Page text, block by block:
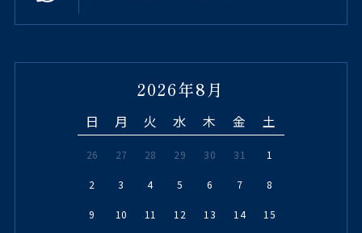
2026年8月
日 月 火 水 木 金 土
26 27 28 29 30 31 1
2 3 4 5 6 7 8
9 10 11 12 13 14 15